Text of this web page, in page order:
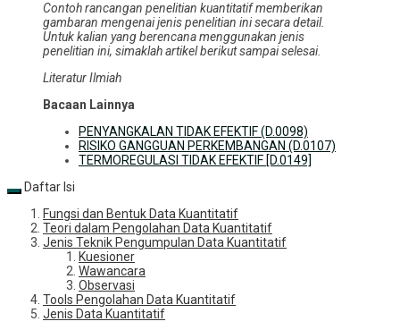
Contoh rancangan penelitian kuantitatif memberikan
gambaran mengenai jenis penelitian ini secara detail.
Untuk kalian yang berencana menggunakan jenis
penelitian ini, simaklah artikel berikut sampai selesai.
Literatur Ilmiah
Bacaan Lainnya
PENYANGKALAN TIDAK EFEKTIF (D.0098)
RISIKO GANGGUAN PERKEMBANGAN (D.0107)
TERMOREGULASI TIDAK EFEKTIF [D.0149]
Daftar Isi
Fungsi dan Bentuk Data Kuantitatif
Teori dalam Pengolahan Data Kuantitatif
Jenis Teknik Pengumpulan Data Kuantitatif
Kuesioner
Wawancara
Observasi
Tools Pengolahan Data Kuantitatif
Jenis Data Kuantitatif